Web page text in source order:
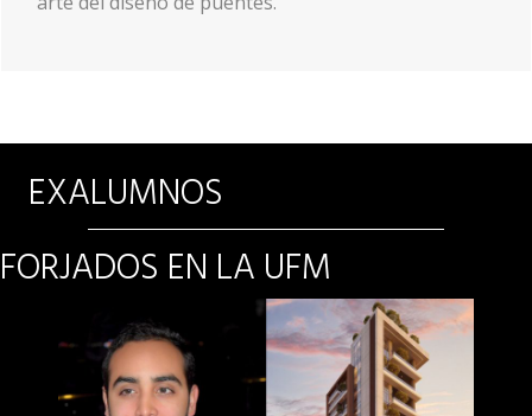
EXALUMNOS
FORJADOS EN LA UFM